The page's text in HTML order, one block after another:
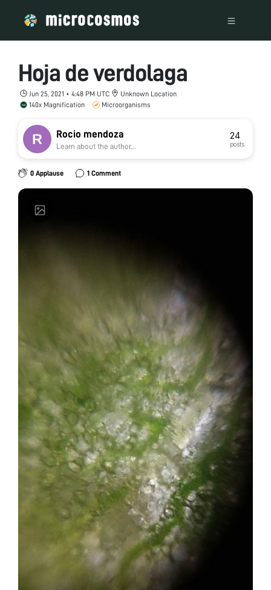
Hoja de verdolaga
Jun 25, 2021 • 4:48 PM UTC
Unknown Location
140x Magnification
Microorganisms
Rocio mendoza
Learn about the author...
24
posts
0 Applause 1 Comment